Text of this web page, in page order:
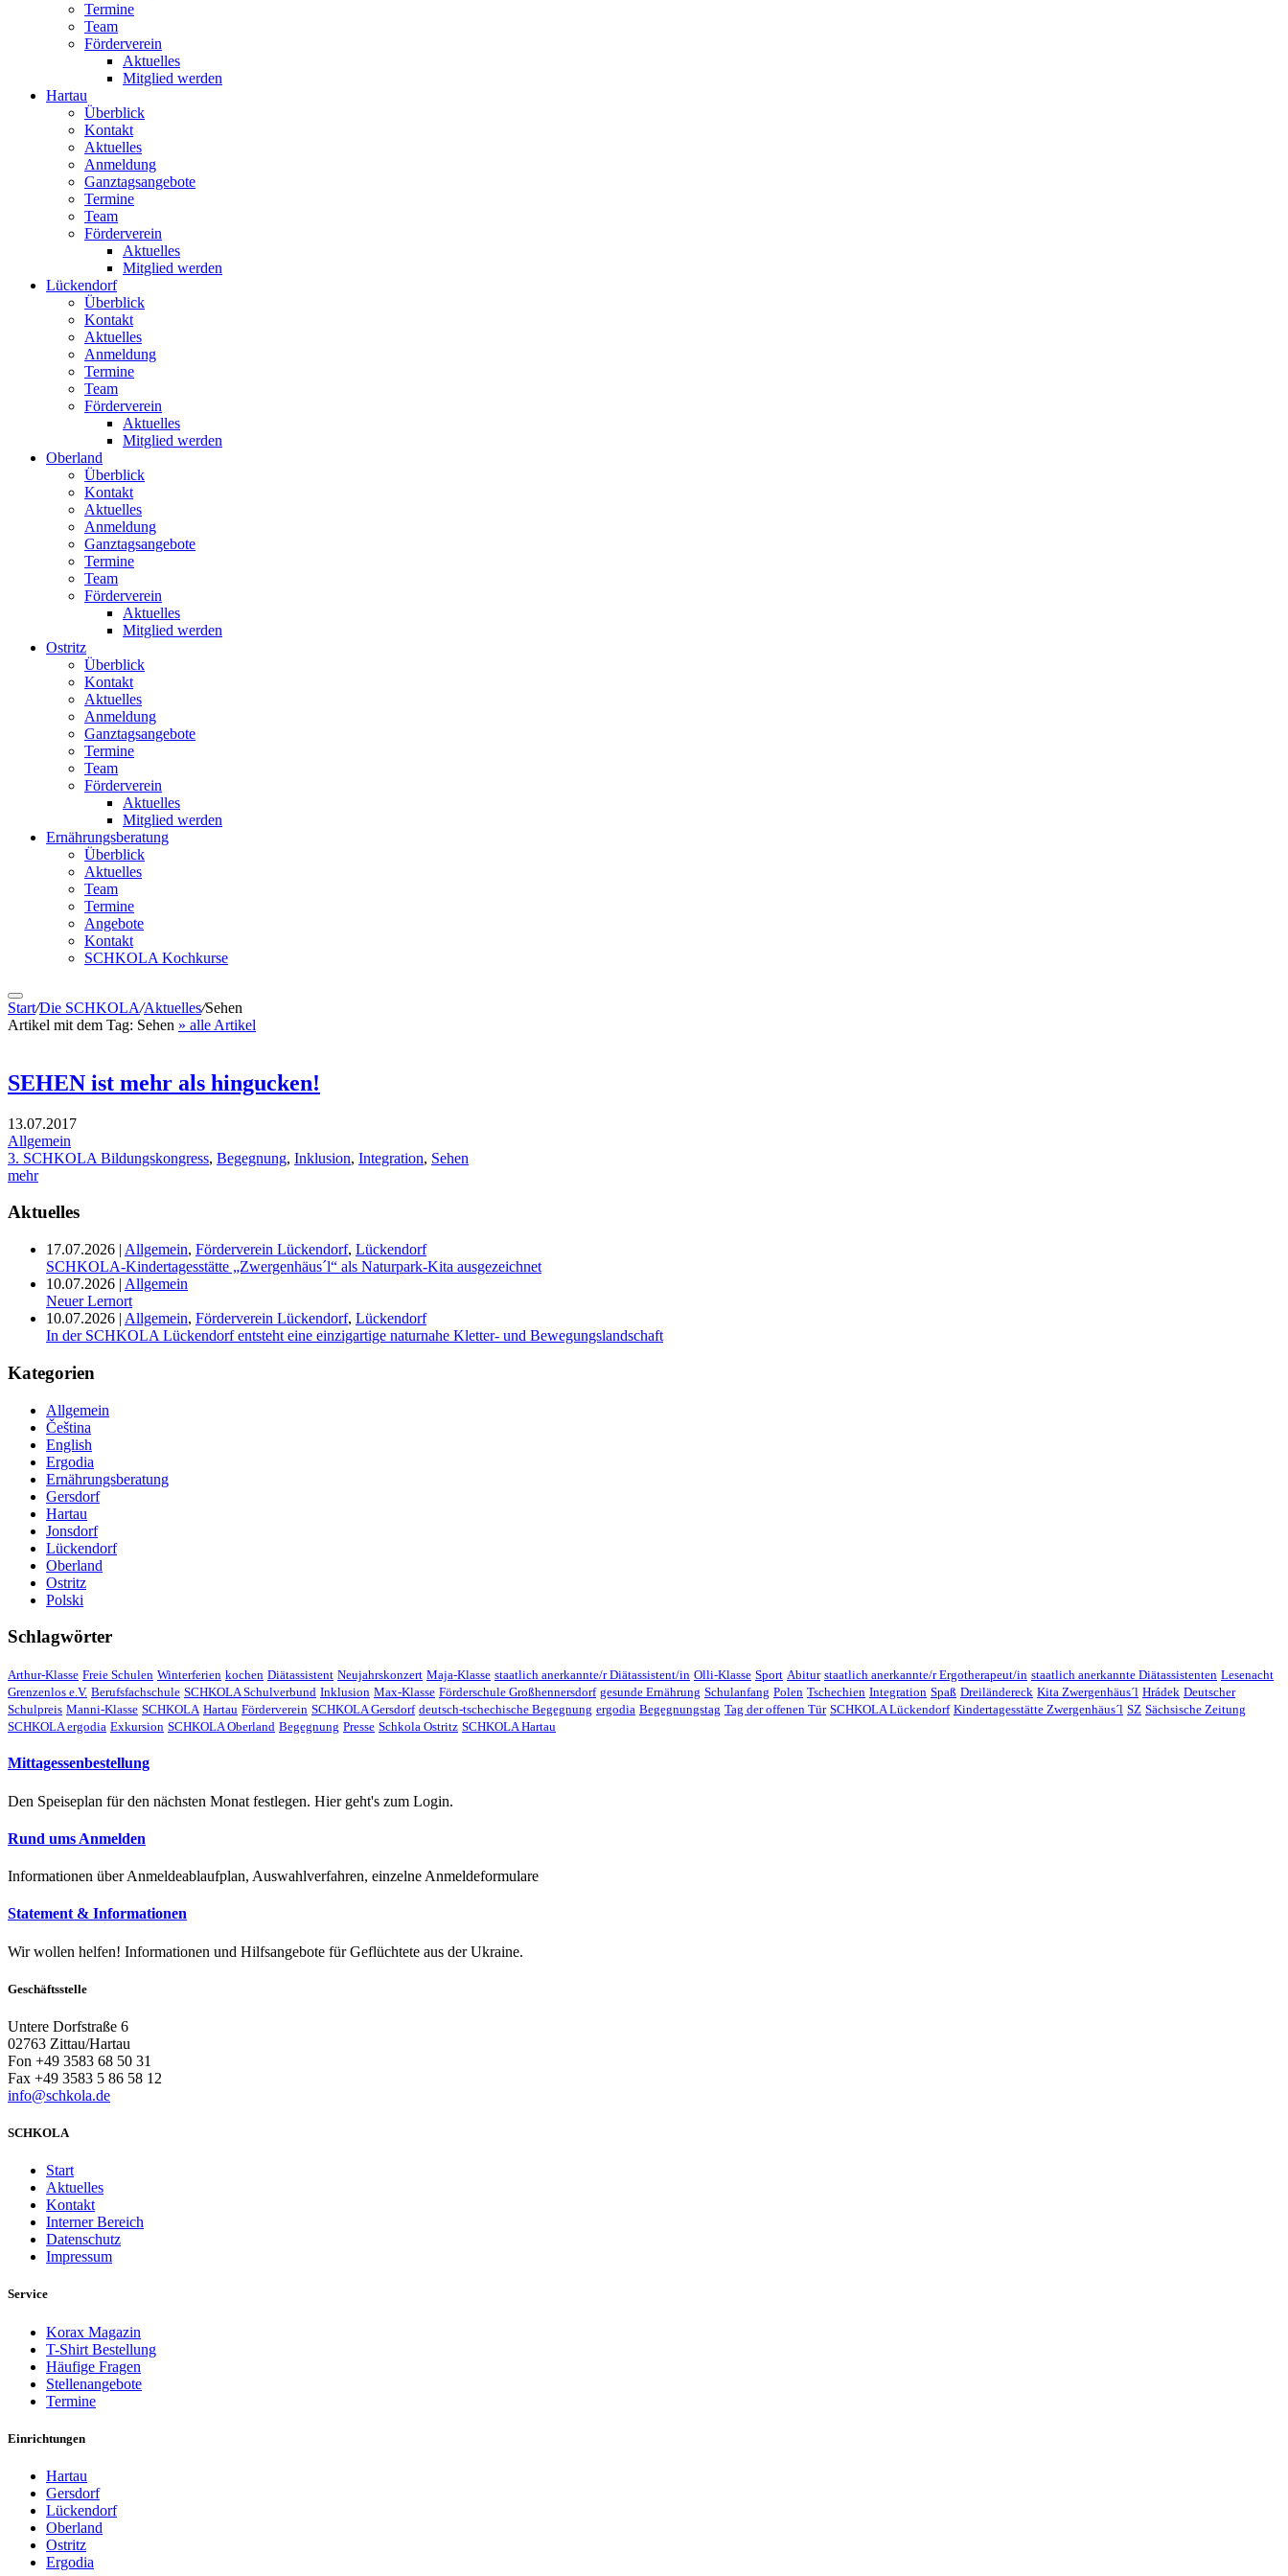
Termine
Team
Förderverein
Aktuelles
Mitglied werden
Hartau
Überblick
Kontakt
Aktuelles
Anmeldung
Ganztagsangebote
Termine
Team
Förderverein
Aktuelles
Mitglied werden
Lückendorf
Überblick
Kontakt
Aktuelles
Anmeldung
Termine
Team
Förderverein
Aktuelles
Mitglied werden
Oberland
Überblick
Kontakt
Aktuelles
Anmeldung
Ganztagsangebote
Termine
Team
Förderverein
Aktuelles
Mitglied werden
Ostritz
Überblick
Kontakt
Aktuelles
Anmeldung
Ganztagsangebote
Termine
Team
Förderverein
Aktuelles
Mitglied werden
Ernährungsberatung
Überblick
Aktuelles
Team
Termine
Angebote
Kontakt
SCHKOLA Kochkurse
Start/Die SCHKOLA/Aktuelles/Sehen
Artikel mit dem Tag: Sehen » alle Artikel
SEHEN ist mehr als hingucken!
13.07.2017
Allgemein
3. SCHKOLA Bildungskongress, Begegnung, Inklusion, Integration, Sehen
mehr
Aktuelles
17.07.2026 | Allgemein, Förderverein Lückendorf, Lückendorf
SCHKOLA-Kindertagesstätte „Zwergenhäus´l“ als Naturpark-Kita ausgezeichnet
10.07.2026 | Allgemein
Neuer Lernort
10.07.2026 | Allgemein, Förderverein Lückendorf, Lückendorf
In der SCHKOLA Lückendorf entsteht eine einzigartige naturnahe Kletter- und Bewegungslandschaft
Kategorien
Allgemein
Čeština
English
Ergodia
Ernährungsberatung
Gersdorf
Hartau
Jonsdorf
Lückendorf
Oberland
Ostritz
Polski
Schlagwörter
Arthur-Klasse Freie Schulen Winterferien kochen Diätassistent Neujahrskonzert Maja-Klasse staatlich anerkannte/r Diätassistent/in Olli-Klasse Sport Abitur staatlich anerkannte/r Ergotherapeut/in staatlich anerkannte Diätassistenten Lesenacht
Grenzenlos e.V. Berufsfachschule SCHKOLA Schulverbund Inklusion Max-Klasse Förderschule Großhennersdorf gesunde Ernährung Schulanfang Polen Tschechien Integration Spaß Dreiländereck Kita Zwergenhäus´l Hrádek Deutscher
Schulpreis Manni-Klasse SCHKOLA Hartau Förderverein SCHKOLA Gersdorf deutsch-tschechische Begegnung ergodia Begegnungstag Tag der offenen Tür SCHKOLA Lückendorf Kindertagesstätte Zwergenhäus´l SZ Sächsische Zeitung
SCHKOLA ergodia Exkursion SCHKOLA Oberland Begegnung Presse Schkola Ostritz SCHKOLA Hartau
Mittagessenbestellung
Den Speiseplan für den nächsten Monat festlegen. Hier geht's zum Login.
Rund ums Anmelden
Informationen über Anmeldeablaufplan, Auswahlverfahren, einzelne Anmeldeformulare
Statement & Informationen
Wir wollen helfen! Informationen und Hilfsangebote für Geflüchtete aus der Ukraine.
Geschäftsstelle
Untere Dorfstraße 6
02763 Zittau/Hartau
Fon +49 3583 68 50 31
Fax +49 3583 5 86 58 12
info@schkola.de
SCHKOLA
Start
Aktuelles
Kontakt
Interner Bereich
Datenschutz
Impressum
Service
Korax Magazin
T-Shirt Bestellung
Häufige Fragen
Stellenangebote
Termine
Einrichtungen
Hartau
Gersdorf
Lückendorf
Oberland
Ostritz
Ergodia